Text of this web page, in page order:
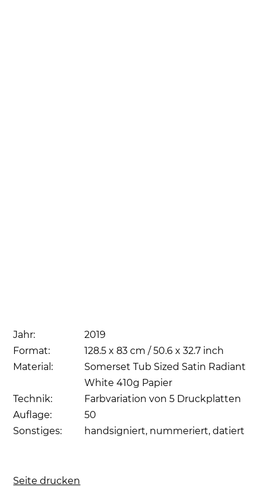
Jahr:
2019
Format:
128.5 x 83 cm / 50.6 x 32.7 inch
Material:
Somerset Tub Sized Satin Radiant
White 410g Papier
Technik:
Farbvariation von 5 Druckplatten
Auflage:
50
Sonstiges:
handsigniert, nummeriert, datiert
Seite drucken